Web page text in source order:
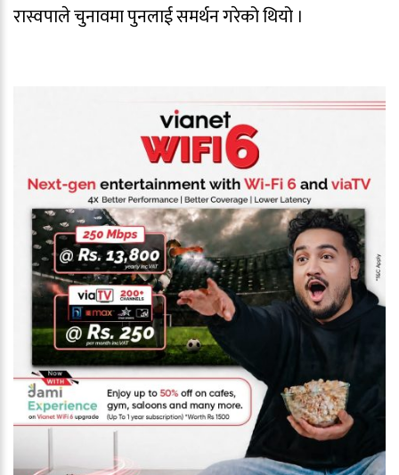
रास्वपाले चुनावमा पुनलाई समर्थन गरेको थियो ।